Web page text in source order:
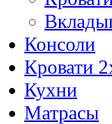
Консоли
Кровати
Кухни
Матрасы